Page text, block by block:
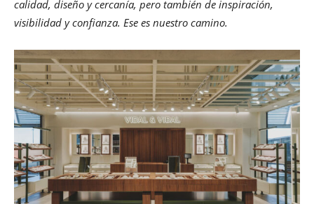
calidad, diseño y cercanía, pero también de inspiración,
visibilidad y confianza. Ese es nuestro camino.